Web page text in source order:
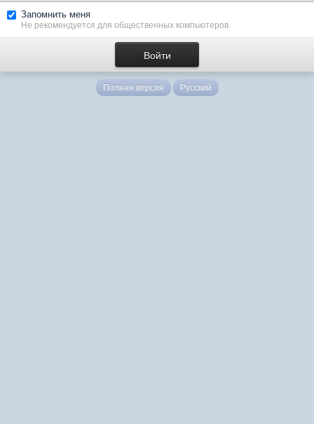
Запомнить меня
Не рекомендуется для общественных компьютеров.
Полная версия Русский